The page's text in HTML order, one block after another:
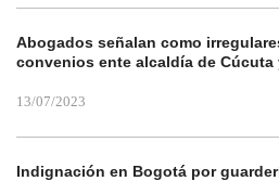
Abogados señalan como
convenios ente alcaldía de Cúcuta
13/07/2023
Indignación en Bogotá por